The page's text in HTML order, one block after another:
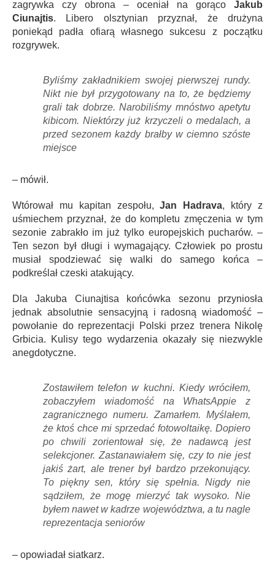
zagrywka czy obrona – oceniał na gorąco Jakub
Ciunajtis. Libero olsztynian przyznał, że drużyna
poniekąd padła ofiarą własnego sukcesu z początku
rozgrywek.
Byliśmy zakładnikiem swojej pierwszej rundy.
Nikt nie był przygotowany na to, że będziemy
grali tak dobrze. Narobiliśmy mnóstwo apetytu
kibicom. Niektórzy już krzyczeli o medalach, a
przed sezonem każdy brałby w ciemno szóste
miejsce
– mówił.
Wtórował mu kapitan zespołu,Jan Hadrava, który z
uśmiechem przyznał, że do kompletu zmęczenia w tym
sezonie zabrakło im już tylko europejskich pucharów. –
Ten sezon był długi i wymagający. Człowiek po prostu
musiał spodziewać się walki do samego końca –
podkreślał czeski atakujący.
Dla Jakuba Ciunajtisa końcówka sezonu przyniosła
jednak absolutnie sensacyjną i radosną wiadomość –
powołanie do reprezentacji Polski przez trenera Nikolę
Grbicia. Kulisy tego wydarzenia okazały się niezwykle
anegdotyczne.
Zostawiłem telefon w kuchni. Kiedy wróciłem,
zobaczyłem wiadomość na WhatsAppie z
zagranicznego numeru. Zamarłem. Myślałem,
że ktoś chce mi sprzedać fotowoltaikę. Dopiero
po chwili zorientował się, że nadawcą jest
selekcjoner. Zastanawiałem się, czy to nie jest
jakiś żart, ale trener był bardzo przekonujący.
To piękny sen, który się spełnia. Nigdy nie
sądziłem, że mogę mierzyć tak wysoko. Nie
byłem nawet w kadrze województwa, a tu nagle
reprezentacja seniorów
– opowiadał siatkarz.